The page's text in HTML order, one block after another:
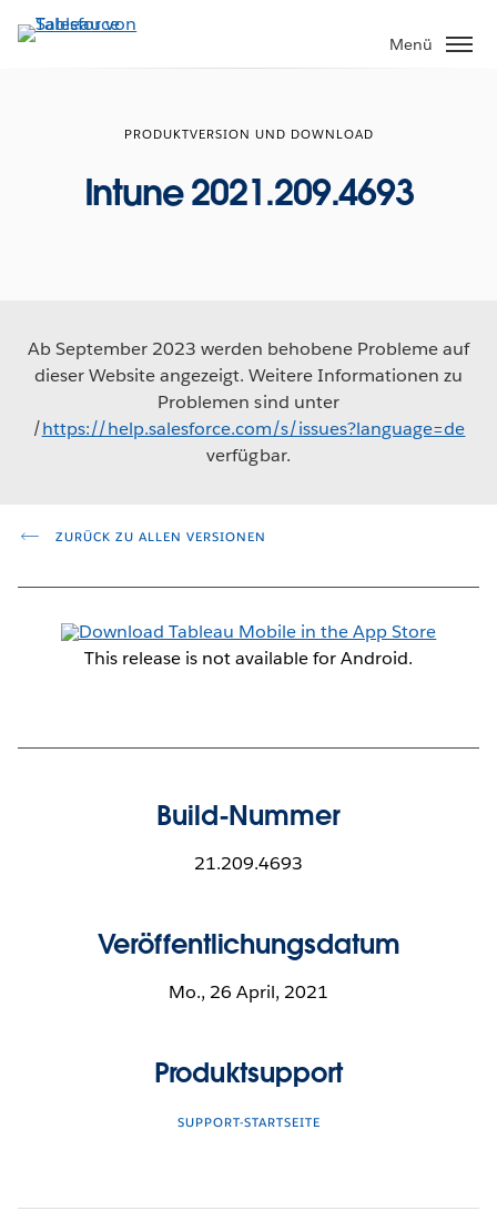
Direkt
zum
Menü
PRODUKTVERSION UND DOWNLOAD
Intune 2021.209.4693
Ab September 2023 werden behobene Probleme auf
dieser Website angezeigt. Weitere Informationen zu
Problemen sind unter
/https://help.salesforce.com/s/issues?language=de
verfügbar.
ZURÜCK ZU ALLEN VERSIONEN
This release is not available for Android.
Build-Nummer
21.209.4693
Veröffentlichungsdatum
Mo., 26 April, 2021
Produktsupport
SUPPORT-STARTSEITE